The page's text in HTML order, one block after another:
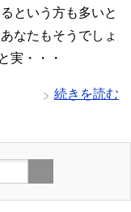
という方も多いと
なたもそうでしょ
実・・・
続きを読む